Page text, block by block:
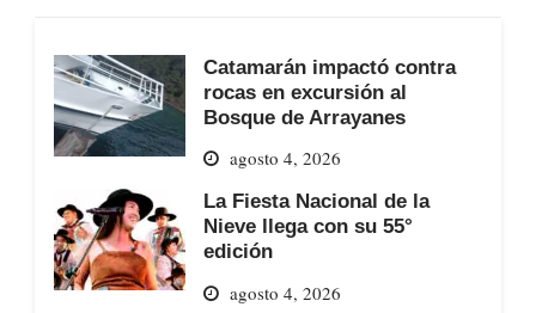
Catamarán impactó contra
rocas en excursión al
Bosque de Arrayanes
agosto 4, 2026
La Fiesta Nacional de la
Nieve llega con su 55°
edición
agosto 4, 2026